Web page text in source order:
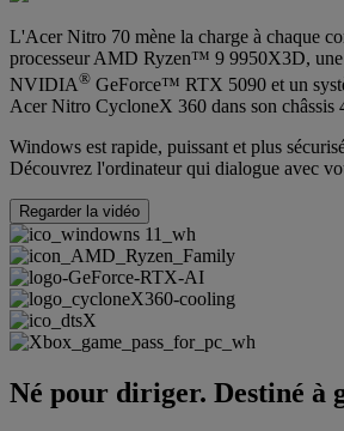
L'Acer Nitro 70 mène la charge à chaque
processeur AMD Ryzen™ 9 9950X3D, une
NVIDIA® GeForce™ RTX 5090 et un
Acer Nitro CycloneX 360 dans son châssis
Windows est rapide, puissant et plus
Découvrez l'ordinateur qui dialogue avec
Regarder la vidéo
Né pour diriger. Destiné à